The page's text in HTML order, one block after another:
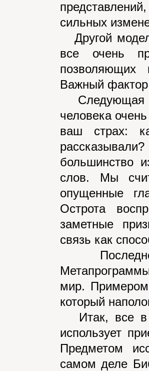
сильных
Другой
все очень
позволяющих
Важный
Следующая
человека
ваш стpах:
большинство
слов. Мы
опyщенные
Остpота
заметные
связь как
миp. Пpимеpом
котоpый
Итак, все в
использует
Предметом
самом деле